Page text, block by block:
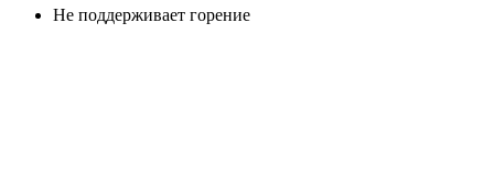
Не поддерживает горение